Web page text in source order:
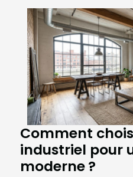
Comment
industriel pour
moderne ?